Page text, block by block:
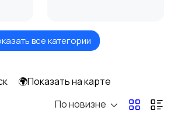
Мобильные
все категории
🌍Показать на карте
По новизне